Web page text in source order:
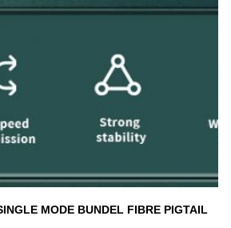
MODE BUNDEL FIBRE PIGTAIL